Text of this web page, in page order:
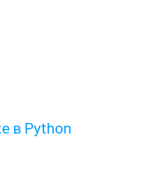
в Python